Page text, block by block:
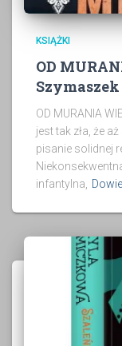
KSIĄŻKI
OD
Szymaszek
OD MURANIA
jest tak zła, że
pisanie solidnej
infantylna,